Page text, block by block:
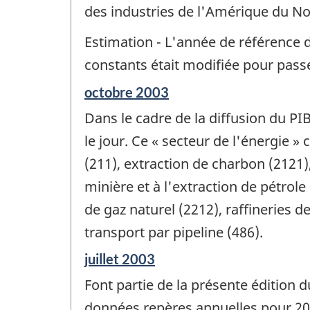
de
-
des industries de l'Amérique du
Estimation - L'année de référence
constants était modifiée pour
Période
référence
de
changement
-
octobre 2003
Dans le cadre de la diffusion du
le jour. Ce « secteur de l'énergie »
(211), extraction de charbon
minière et à l'extraction de
de gaz naturel (2212), raffineries
transport par pipeline (486).
Période
référence
de
juillet 2003
Font partie de la présente édition